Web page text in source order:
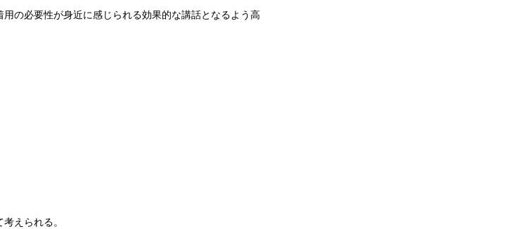
の必要性が身近に感じられる効果的な講話となるよう高
えられる。